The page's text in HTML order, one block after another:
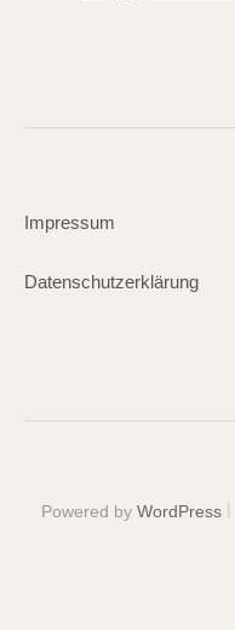
Impressum
Datenschutzerklärung
Powered by WordPress |